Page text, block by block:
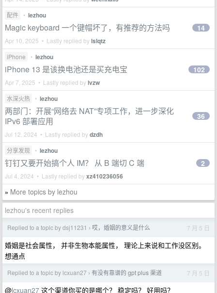
配件 • lezhou
Magic keyboard 一个键帽坏了，有推荐的方法吗
Apr 10, 2025 • Lastly replied bylslqtz
14
iPhone • lezhou
iPhone 13 是该换电池还是买充电宝
Apr 7, 2025 • Lastly replied bylvzw
102
水深火热 • lezhou
两部门：开展“网络去 NAT”专项工作，进一步深化
IPv6 部署应用
Jul 12, 2024 • Lastly replied bydzdh
36
分享发现 • lezhou
钉钉又要开始搞个人 IM？ 从 B 端切 C 端
Jul 4, 2024 • Lastly replied byxz410236056
2
» More topics by lezhou
lezhou's recent replies
Replied to a topic by dsj11231 › 哎，婚姻的意义是什么 7 月 5 日
婚姻是社会属性， 并非生物本能属性， 理论上来说和工作没区别。
想通点
Replied to a topic by lcxuan27 › 有没有靠谱的 gpt plus 渠道 7 月 5 日
@lcxuan27 这个渠道你买的是哪个？ 稳定吗？ 好用吗？